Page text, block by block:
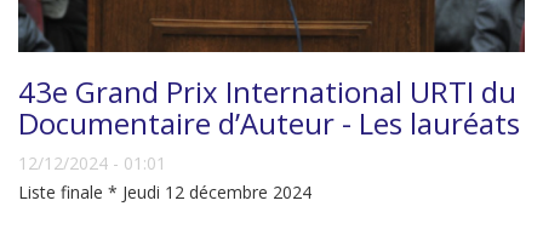
43e Grand Prix International URTI du
Documentaire d’Auteur - Les lauréats
12/12/2024 - 01:01
Liste finale * Jeudi 12 décembre 2024